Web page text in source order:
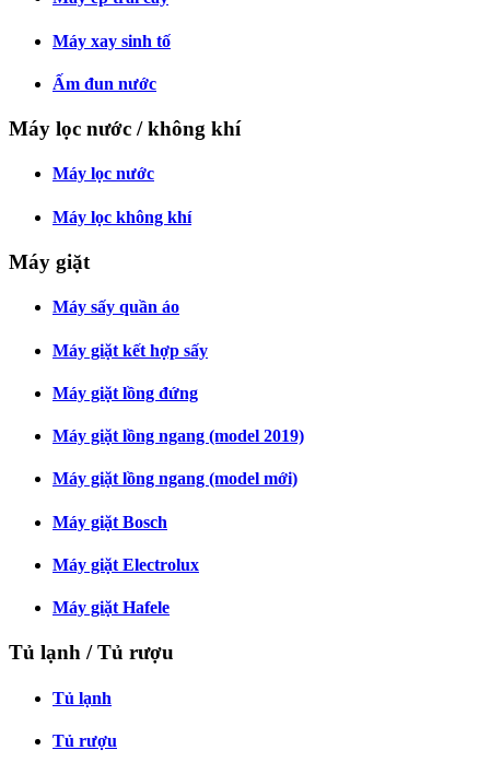
Máy xay sinh tố
Ấm đun nước
Máy lọc nước / không khí
Máy lọc nước
Máy lọc không khí
Máy giặt
Máy sấy quần áo
Máy giặt kết hợp sấy
Máy giặt lồng đứng
Máy giặt lồng ngang (model 2019)
Máy giặt lồng ngang (model mới)
Máy giặt Bosch
Máy giặt Electrolux
Máy giặt Hafele
Tủ lạnh / Tủ rượu
Tủ lạnh
Tủ rượu